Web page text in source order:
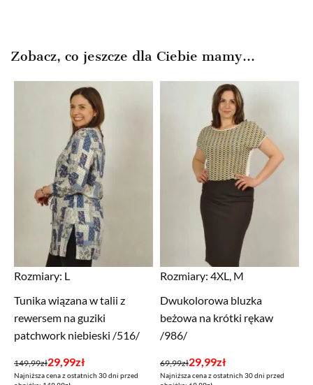
Zobacz, co jeszcze dla Ciebie mamy...
Rozmiary: L
Tunika wiązana w talii z
rewersem na guziki
patchwork niebieski /516/
149,99zł
Pierwotna
cena
29,99zł
Aktualna
cena
Najniższa cena z ostatnich 30 dni przed
Rozmiary: 4XL, M
Dwukolorowa bluzka
beżowa na krótki rękaw
/986/
69,99zł
Pierwotna
cena
29,99zł
Aktualna
cena
Najniższa cena z ostatnich 30 dni przed